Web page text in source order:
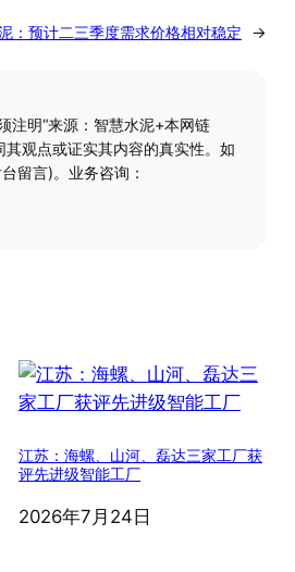
：预计二三季度需求价格相对稳定 →
注明“来源：智慧水泥+本网链
观点或证实其内容的真实性。如
留言)。业务咨询：
江苏：海螺、山河、磊达三家工厂获
评先进级智能工厂
2026年7月24日